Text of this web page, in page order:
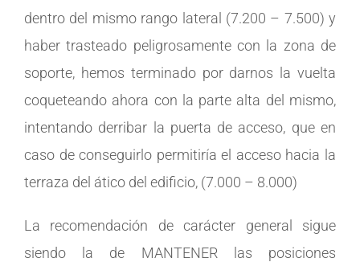
dentro del mismo rango lateral (7.200 – 7.500) y
haber trasteado peligrosamente con la zona de
soporte, hemos terminado por darnos la vuelta
coqueteando ahora con la parte alta del mismo,
intentando derribar la puerta de acceso, que en
caso de conseguirlo permitiría el acceso hacia la
terraza del ático del edificio, (7.000 – 8.000)
La recomendación de carácter general sigue
siendo la de MANTENER las posiciones